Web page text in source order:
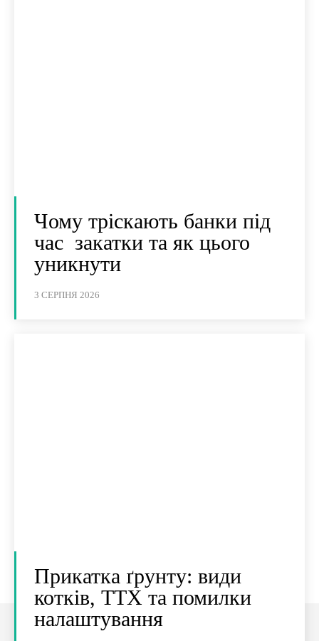
Чому тріскають банки під
час закатки та як цього
уникнути
3 СЕРПНЯ 2026
Прикатка ґрунту: види
котків, ТТХ та помилки
налаштування